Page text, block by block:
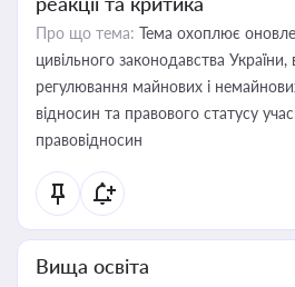
Про що тема: Тема охоплює
цивільного законодавства
регулювання майнових і
відносин та правового статусу
правовідносин
Вища освіта